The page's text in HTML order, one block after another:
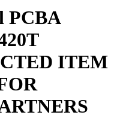
PCBA
ITEM